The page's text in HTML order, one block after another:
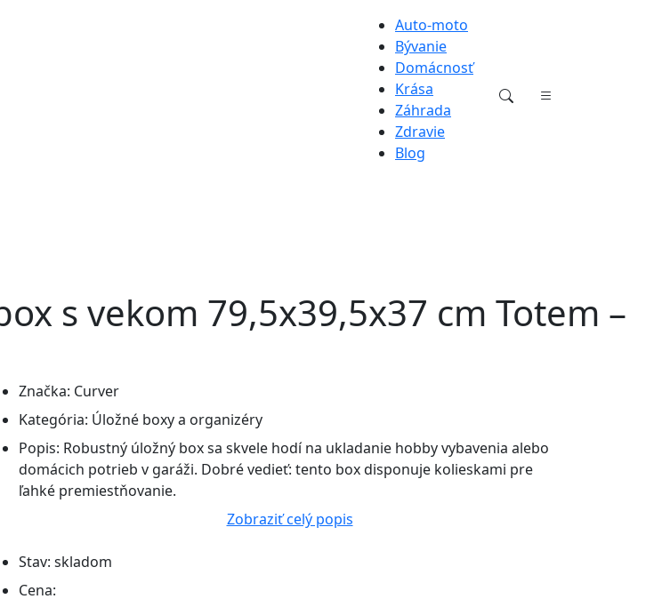
Auto-moto
Bývanie
Domácnosť
Krása
Záhrada
Zdravie
Blog
s vekom 79,5x39,5x37 cm Totem –
Značka: Curver
Kategória: Úložné boxy a organizéry
Popis: Robustný úložný box sa skvele hodí na ukladanie hobby vybavenia alebo
domácich potrieb v garáži. Dobré vedieť: tento box disponuje kolieskami pre
ľahké premiestňovanie.
Zobraziť celý popis
Stav: skladom
Cena: